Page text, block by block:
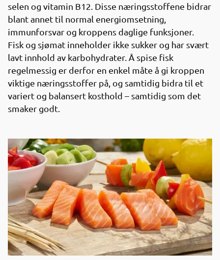
selen og vitamin B12. Disse næringsstoffene bidrar
blant annet til normal energiomsetning,
immunforsvar og kroppens daglige funksjoner.
Fisk og sjømat inneholder ikke sukker og har svært
lavt innhold av karbohydrater. Å spise fisk
regelmessig er derfor en enkel måte å gi kroppen
viktige næringsstoffer på, og samtidig bidra til et
variert og balansert kosthold – samtidig som det
smaker godt.